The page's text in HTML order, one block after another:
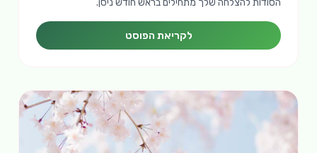
הסודות להצלחה שלך מתחילים בראש חודש ניסן.
לקריאת הפוסט